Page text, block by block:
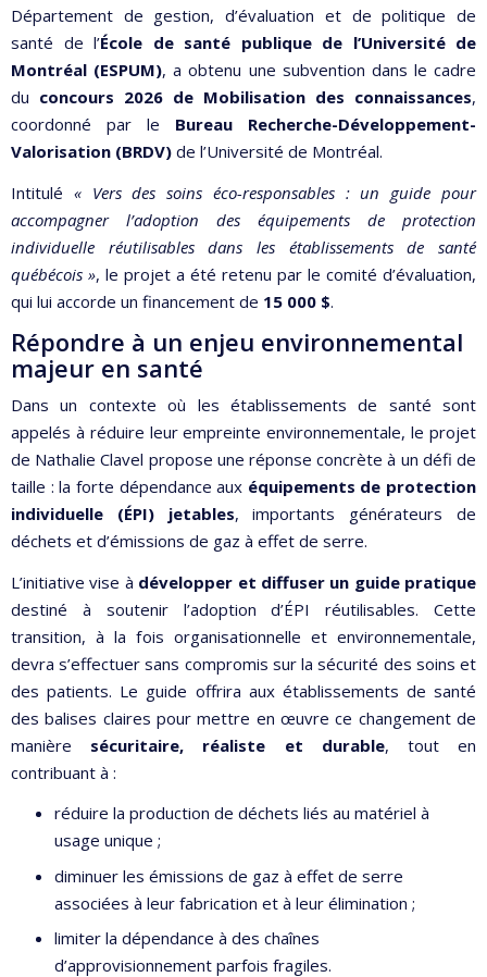
Département de gestion, d’évaluation et de politique de
santé de l’École de santé publique de l’Université de
Montréal (ESPUM), a obtenu une subvention dans le cadre
du concours 2026 de Mobilisation des connaissances,
coordonné par le Bureau Recherche-Développement-
Valorisation (BRDV) de l’Université de Montréal.
Intitulé « Vers des soins éco-responsables : un guide pour
accompagner l’adoption des équipements de protection
individuelle réutilisables dans les établissements de santé
québécois », le projet a été retenu par le comité d’évaluation,
qui lui accorde un financement de 15 000 $.
Répondre à un enjeu environnemental
majeur en santé
Dans un contexte où les établissements de santé sont
appelés à réduire leur empreinte environnementale, le projet
de Nathalie Clavel propose une réponse concrète à un défi de
taille : la forte dépendance aux équipements de protection
individuelle (ÉPI) jetables, importants générateurs de
déchets et d’émissions de gaz à effet de serre.
L’initiative vise à développer et diffuser un guide pratique
destiné à soutenir l’adoption d’ÉPI réutilisables. Cette
transition, à la fois organisationnelle et environnementale,
devra s’effectuer sans compromis sur la sécurité des soins et
des patients. Le guide offrira aux établissements de santé
des balises claires pour mettre en œuvre ce changement de
manière sécuritaire, réaliste et durable, tout en
contribuant à :
réduire la production de déchets liés au matériel à
usage unique ;
diminuer les émissions de gaz à effet de serre
associées à leur fabrication et à leur élimination ;
limiter la dépendance à des chaînes
d’approvisionnement parfois fragiles.